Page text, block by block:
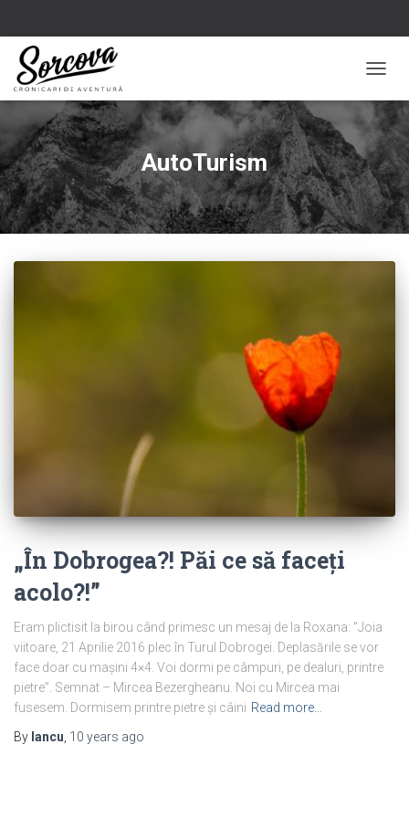
AutoTurism
„În Dobrogea?! Păi ce să faceți
acolo?!”
Eram plictisit la birou când primesc un mesaj de la Roxana: ”Joia
viitoare, 21 Aprilie 2016 plec în Turul Dobrogei. Deplasările se vor
face doar cu mașini 4×4. Voi dormi pe câmpuri, pe dealuri, printre
pietre”. Semnat – Mircea Bezergheanu. Noi cu Mircea mai
fusesem. Dormisem printre pietre și câini Read more…
By Iancu 10 years ago